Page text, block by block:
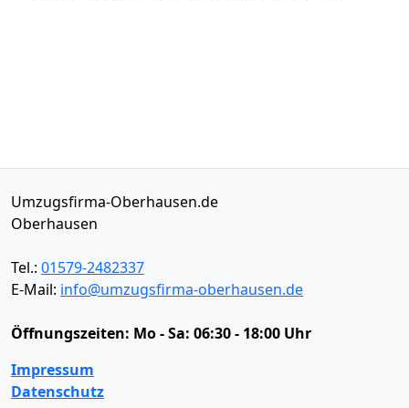
Umzugsfirma-Oberhausen.de
Oberhausen
Tel.: 01579-2482337
E-Mail: info@umzugsfirma-oberhausen.de
Öffnungszeiten: Mo - Sa: 06:30 - 18:00 Uhr
Impressum
Datenschutz